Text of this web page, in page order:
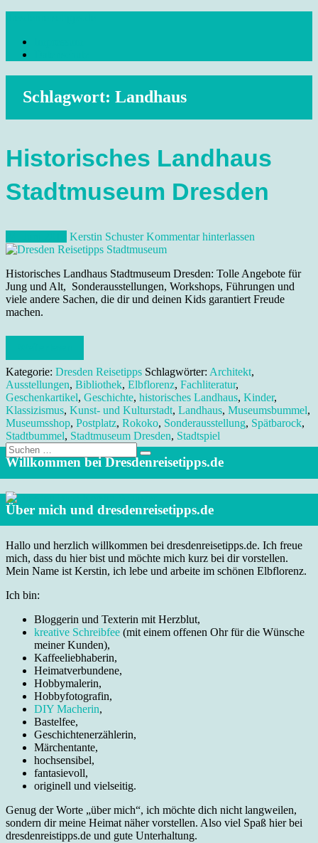
content
Reisetipps Dresden, Sehenswürdigkeiten, Ausflugsziele Sachsen,
Schlagwort: Landhaus
Historisches Landhaus
Stadtmuseum Dresden
Kerstin Schuster Kommentar hinterlassen
Historisches Landhaus Stadtmuseum Dresden: Tolle Angebote für
Jung und Alt, Sonderausstellungen, Workshops, Führungen und
viele andere Sachen, die dir und deinen Kids garantiert Freude
machen.
Kategorie: Dresden Reisetipps Schlagwörter: Architekt,
Ausstellungen, Bibliothek, Elbflorenz, Fachliteratur,
Geschenkartikel, Geschichte, historisches Landhaus, Kinder,
Klassizismus, Kunst- und Kulturstadt, Landhaus, Museumsbummel,
Museumsshop, Postplatz, Rokoko, Sonderausstellung, Spätbarock,
Stadtbummel, Stadtmuseum Dresden, Stadtspiel
Suche
nach:
Willkommen bei Dresdenreisetipps.de
Über mich und dresdenreisetipps.de
Hallo und herzlich willkommen bei dresdenreisetipps.de. Ich freue
mich, dass du hier bist und möchte mich kurz bei dir vorstellen.
Mein Name ist Kerstin, ich lebe und arbeite im schönen Elbflorenz.
Ich bin:
Bloggerin und Texterin mit Herzblut,
kreative Schreibfee (mit einem offenen Ohr für die Wünsche
meiner Kunden),
Kaffeeliebhaberin,
Heimatverbundene,
Hobbymalerin,
Hobbyfotografin,
DIY Macherin,
Bastelfee,
Geschichtenerzählerin,
Märchentante,
hochsensibel,
fantasievoll,
originell und vielseitig.
Genug der Worte „über mich“, ich möchte dich nicht langweilen,
sondern dir meine Heimat näher vorstellen. Also viel Spaß hier bei
dresdenreistipps.de und gute Unterhaltung.